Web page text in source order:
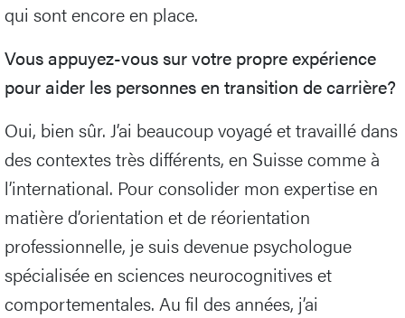
qui sont encore en place.
Vous appuyez-vous sur votre propre expérience
pour aider les personnes en transition de carrière?
Oui, bien sûr. J’ai beaucoup voyagé et travaillé dans
des contextes très différents, en Suisse comme à
l’international. Pour consolider mon expertise en
matière d’orientation et de réorientation
professionnelle, je suis devenue psychologue
spécialisée en sciences neurocognitives et
comportementales. Au fil des années, j’ai